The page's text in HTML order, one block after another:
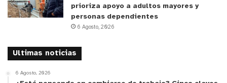
prioriza apoyo a adultos mayores y
personas dependientes
6 Agosto, 2026
Ultimas noticias
6 Agosto, 2026